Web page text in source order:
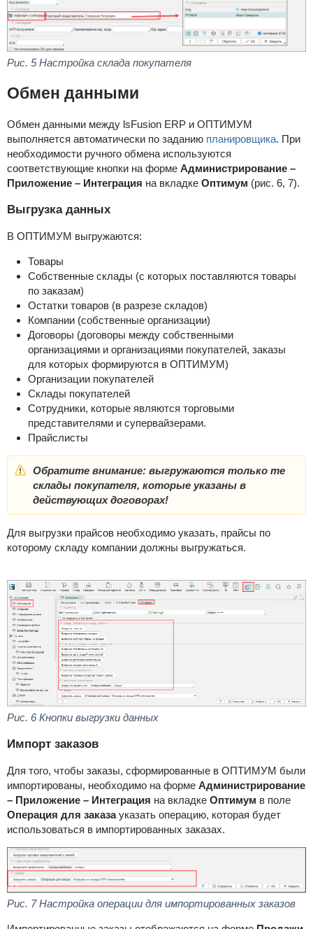
Рис. 5 Настройка склада покупателя
Обмен данными
Обмен данными между lsFusion ERP и ОПТИМУМ
выполняется автоматически по заданию планировщика. При
необходимости ручного обмена используются
соответствующие кнопки на форме Администрирование –
Приложение – Интеграция на вкладке Оптимум (рис. 6, 7).
Выгрузка данных
В ОПТИМУМ выгружаются:
Товары
Собственные склады (с которых поставляются товары
по заказам)
Остатки товаров (в разрезе складов)
Компании (собственные организации)
Договоры (договоры между собственными
организациями и организациями покупателей, заказы
для которых формируются в ОПТИМУМ)
Организации покупателей
Склады покупателей
Сотрудники, которые являются торговыми
представителями и супервайзерами.
Прайслисты
Обратите внимание: выгружаются только те
склады покупателя, которые указаны в
действующих договорах!
Для выгрузки прайсов необходимо указать, прайсы по
которому складу компании должны выгружаться.
Рис. 6 Кнопки выгрузки данных
Импорт заказов
Для того, чтобы заказы, сформированные в ОПТИМУМ были
импортированы, необходимо на форме Администрирование
– Приложение – Интеграция на вкладке Оптимум в поле
Операция для заказауказать операцию, которая будет
использоваться в импортированных заказах.
Рис. 7 Настройка операции для импортированных заказов